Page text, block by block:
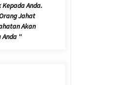
Gandeng
Penyuluhan
Daerah di Kota
?
Anda.
Jahat
Akan
Anda ''